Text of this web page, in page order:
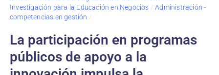
Investigación para la Educación en Negocios /Administración -
competencias en gestión /
La participación en programas
públicos de apoyo a la